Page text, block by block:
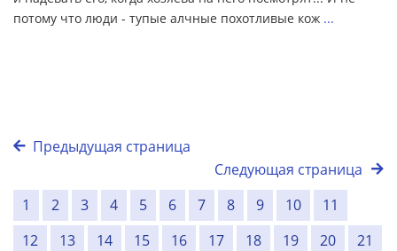
потому что люди - тупые алчные похотливые кож ...
Предыдущая страница
Следующая страница
1
2 3 4 5 6 7 8 9 10
11
12
13 14 15 16 17 18 19 20
21